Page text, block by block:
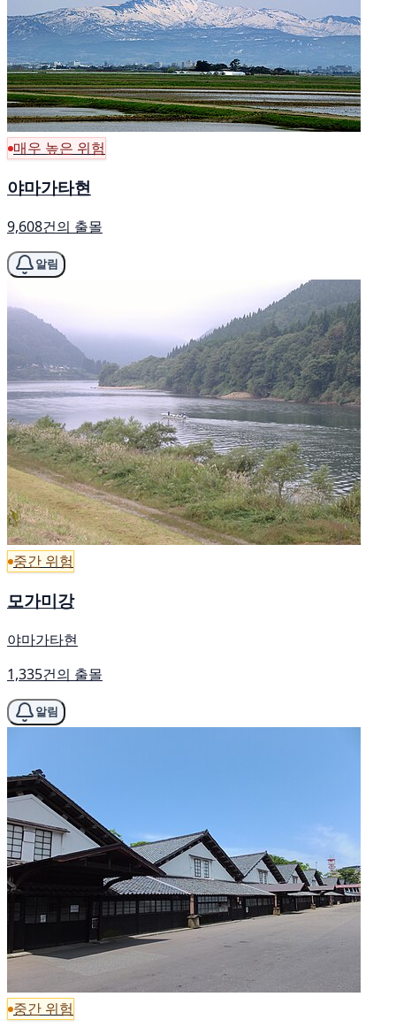
매우 높은 위험
야마가타현
9,608건의 출몰
알림
중간 위험
모가미강
야마가타현
1,335건의 출몰
알림
중간 위험